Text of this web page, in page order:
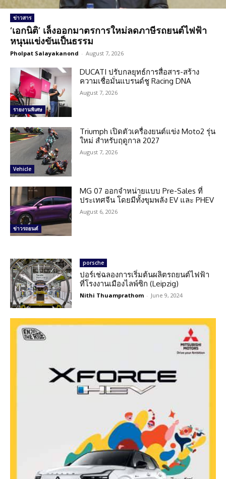
ข่าวสาร
‘เอกนิติ’ เล็งออกมาตรการใหม่ลดภาษีรถยนต์ไฟฟ้า
หนุนแข่งขันเป็นธรรม
Pholpat Salayakanond - August 7, 2026
รายงานพิเศษ
DUCATI ปรับกลยุทธ์การสื่อสาร-สร้าง
ความเชื่อมั่นแบรนด์ชู Racing DNA
August 7, 2026
Vehicle
Triumph เปิดตัวเครื่องยนต์แข่ง Moto2 รุ่น
ใหม่ สำหรับฤดูกาล 2027
August 7, 2026
ข่าวรถยนต์
MG 07 ออกจำหน่ายแบบ Pre-Sales ที่
ประเทศจีน โดยมีทั้งขุมพลัง EV และ PHEV
August 6, 2026
porsche
ปอร์เช่ฉลองการเริ่มต้นผลิตรถยนต์ไฟฟ้า
ที่โรงงานเมืองไลพ์ซิก (Leipzig)
Nithi Thuamprathom - June 9, 2024